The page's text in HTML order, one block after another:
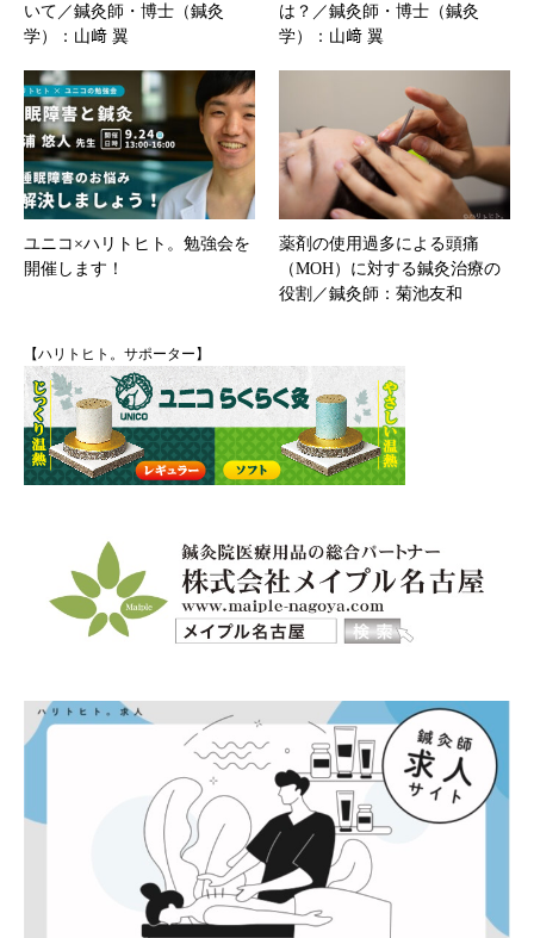
いて／鍼灸師・博士（鍼灸
学）：山﨑 翼
は？／鍼灸師・博士（鍼灸
学）：山﨑 翼
ユニコ×ハリトヒト。勉強会を
開催します！
薬剤の使用過多による頭痛
（MOH）に対する鍼灸治療の
役割／鍼灸師：菊池友和
【ハリトヒト。サポーター】